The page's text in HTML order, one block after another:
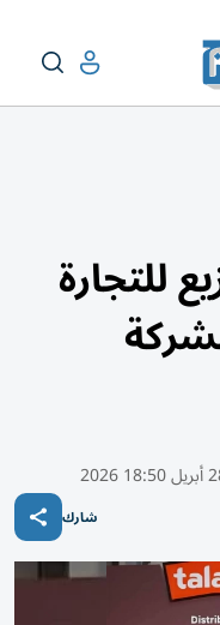
للتجارة
2026
شارك